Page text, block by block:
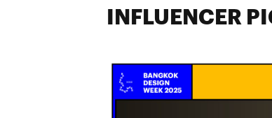
INFLUENCER